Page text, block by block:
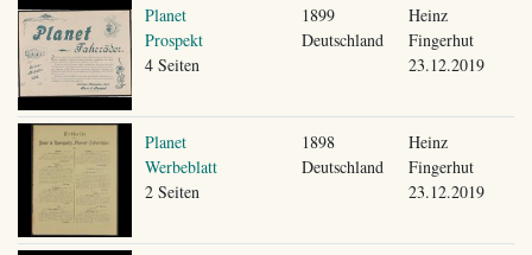
Planet
Prospekt
4 Seiten
1899
Deutschland
Heinz
Fingerhut
23.12.2019
Planet
Werbeblatt
2 Seiten
1898
Deutschland
Heinz
Fingerhut
23.12.2019